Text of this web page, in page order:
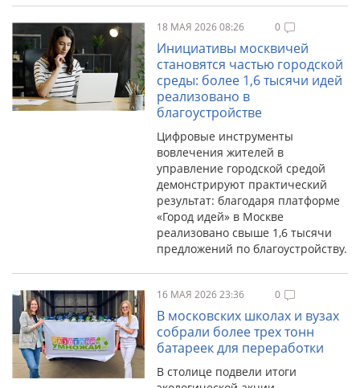
18 МАЯ 2026 08:26 0
Инициативы москвичей
становятся частью городской
среды: более 1,6 тысячи идей
реализовано в
благоустройстве
Цифровые инструменты
вовлечения жителей в
управление городской средой
демонстрируют практический
результат: благодаря платформе
«Город идей» в Москве
реализовано свыше 1,6 тысячи
предложений по благоустройству.
16 МАЯ 2026 23:36 0
В московских школах и вузах
собрали более трех тонн
батареек для переработки
В столице подвели итоги